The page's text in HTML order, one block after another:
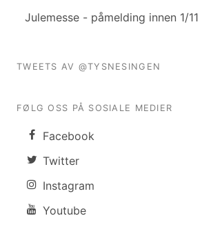
Julemesse - påmelding innen 1/11
TWEETS AV @TYSNESINGEN
FØLG OSS PÅ SOSIALE MEDIER
Facebook
Twitter
Instagram
Youtube